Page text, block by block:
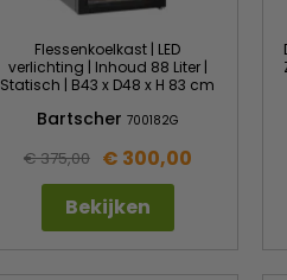
Flessenkoelkast | LED
verlichting | Inhoud 88 Liter |
Statisch | B43 x D48 x H 83 cm
Bartscher 700182G
€ 375,00 € 300,00
Bekijken